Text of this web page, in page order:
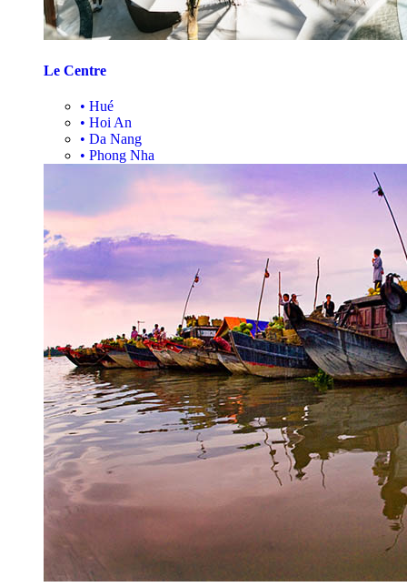
Le Centre
• Hué
• Hoi An
• Da Nang
• Phong Nha